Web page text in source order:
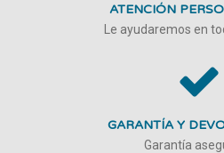
ATENCIÓN
Le ayudaremos en
GARANTÍA Y
Garantía